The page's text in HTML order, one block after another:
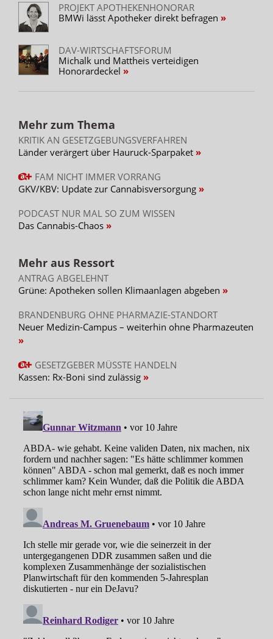
PROJEKT APOTHEKENHONORAR
BMWi lässt Apotheker direkt befragen
DAV-WIRTSCHAFTSFORUM
Michalk und Mattheis verteidigen
Honorardeckel
Mehr zum Thema
KRITIK AN GESETZGEBUNGSVERFAHREN
Länder verärgert über Hauruck-Sparpaket
FAM NICHT IMMER VORRANG
GKV/KBV: Update zur Cannabisversorgung
PODCAST NUR MAL SO ZUM WISSEN
Das Cannabis-Chaos
Mehr aus Ressort
ANTRAG ABGELEHNT
Grüne: Apotheken sollen Klimaanlagen abgeben
BRANDENBURG OHNE PHARMAZIE-STANDORT
Neuer Medizin-Campus – weiterhin ohne Pharmazeuten
GESETZGEBER MÜSSTE HANDELN
Kassen: Rx-Boni sind zulässig